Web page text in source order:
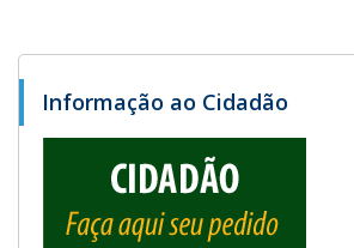
Informação ao Cidadão